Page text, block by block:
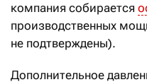
компания собирается
производственных
не подтверждены).
Дополнительное